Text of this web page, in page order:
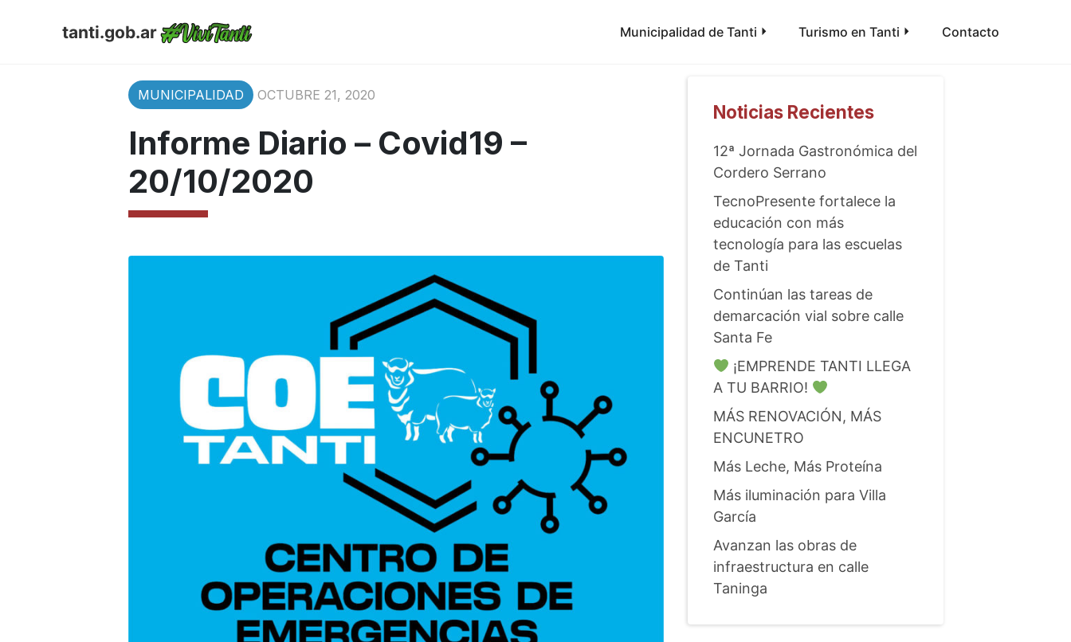
tanti.gob.ar Municipalidad de Tanti Turismo en Tanti Contacto
MUNICIPALIDAD OCTUBRE 21, 2020
Informe Diario – Covid19 –
20/10/2020
Noticias Recientes
12ª Jornada Gastronómica del
Cordero Serrano
TecnoPresente fortalece la
educación con más
tecnología para las escuelas
de Tanti
Continúan las tareas de
demarcación vial sobre calle
Santa Fe
¡EMPRENDE TANTI LLEGA
A TU BARRIO!
MÁS RENOVACIÓN, MÁS
ENCUNETRO
Más Leche, Más Proteína
Más iluminación para Villa
García
Avanzan las obras de
infraestructura en calle
Taninga